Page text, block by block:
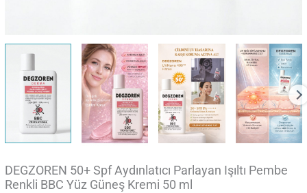
DEGZOREN 50+ Spf Aydınlatıcı Parlayan Işıltı Pembe
Renkli BBC Yüz Güneş Kremi 50 ml